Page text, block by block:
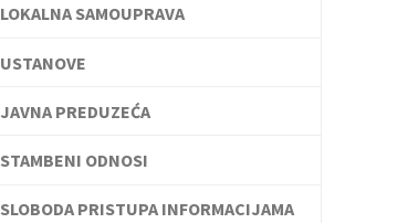
LOKALNA SAMOUPRAVA
USTANOVE
JAVNA PREDUZEĆA
STAMBENI ODNOSI
SLOBODA PRISTUPA INFORMACIJAMA